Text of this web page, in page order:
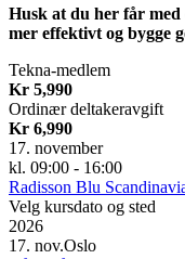
Husk at du her får
mer effektivt og bygge
Tekna-medlem
Kr 5,990
Ordinær deltakeravgift
Kr 6,990
17. november
kl. 09:00 - 16:00
Radisson Blu
Velg kursdato og sted
2026
17. nov.Oslo